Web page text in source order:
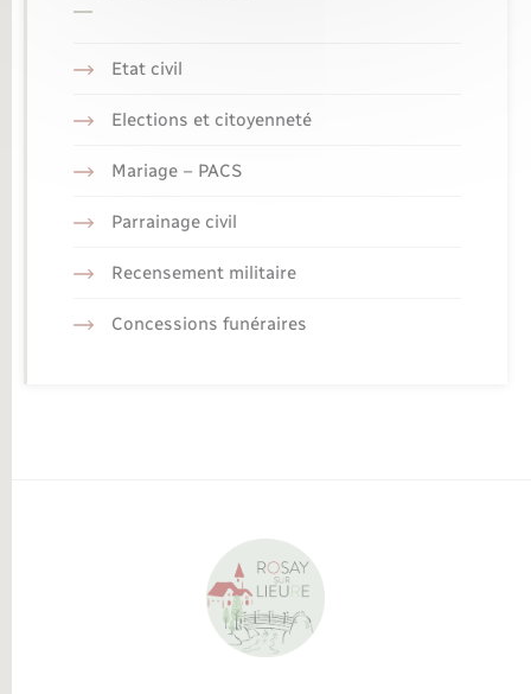
Etat civil
Elections et citoyenneté
Mariage – PACS
Parrainage civil
Recensement militaire
Concessions funéraires